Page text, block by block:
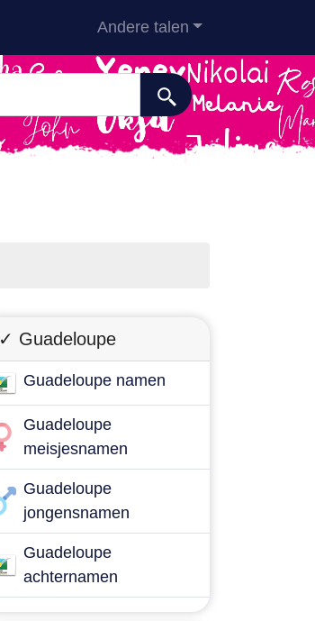
Andere talen
✓ Guadeloupe
Guadeloupe namen
Guadeloupe
meisjesnamen
Guadeloupe
jongensnamen
Guadeloupe
achternamen